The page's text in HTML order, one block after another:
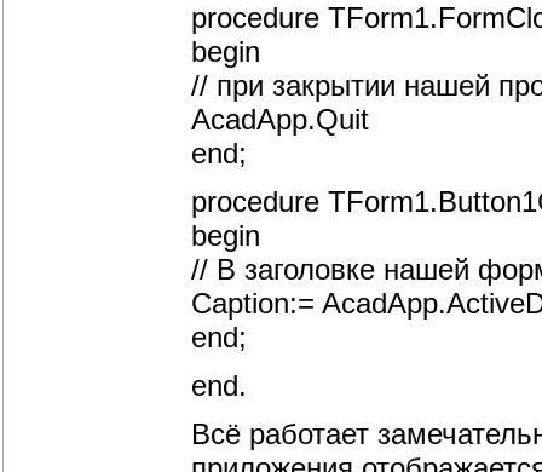
procedure
begin
// при закрытии нашей
AcadApp.Quit
end;
procedure
begin
// В заголовке нашей
Caption:=
end;
end.
Всё работает